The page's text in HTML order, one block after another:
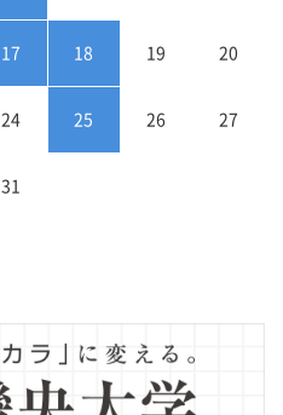
17 18 19 20
24 25 26 27
31